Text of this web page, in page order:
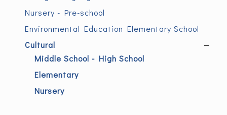
Nursery - Pre-school
Environmental Education Elementary School
—
Cultural
Middle School - High School
Elementary
Nursery